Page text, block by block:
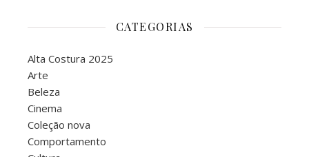
CATEGORIAS
Alta Costura 2025
Arte
Beleza
Cinema
Coleção nova
Comportamento